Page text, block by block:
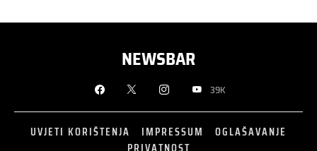
NEWSBAR
39K
UVJETI KORIŠTENJA IMPRESSUM
OGLAŠAVANJE